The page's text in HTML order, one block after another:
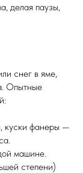
делая паузы,
снег в яме,
Опытные
куски фанеры —
машине.
степени)